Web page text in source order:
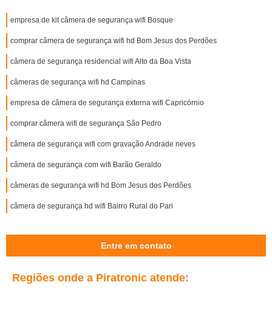
empresa de kit câmera de segurança wifi Bosque
comprar câmera de segurança wifi hd Bom Jesus dos Perdões
câmera de segurança residencial wifi Alto da Boa Vista
câmeras de segurança wifi hd Campinas
empresa de câmera de segurança externa wifi Capricórnio
comprar câmera wifi de segurança São Pedro
câmera de segurança wifi com gravação Andrade neves
câmera de segurança com wifi Barão Geraldo
câmeras de segurança wifi hd Bom Jesus dos Perdões
câmera de segurança hd wifi Bairro Rural do Pari
Entre em contato
Regiões onde a Piratronic atende: